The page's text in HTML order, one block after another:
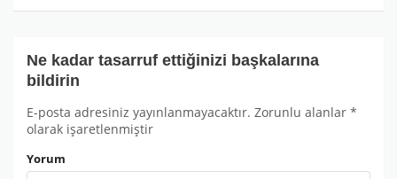
Ne kadar tasarruf ettiğinizi başkalarına
bildirin
E-posta adresiniz yayınlanmayacaktır. Zorunlu alanlar *
olarak işaretlenmiştir
Yorum